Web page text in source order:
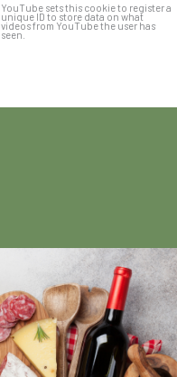
YouTube sets this cookie to register a
unique ID to store data on what
videos from YouTube the user has
seen.